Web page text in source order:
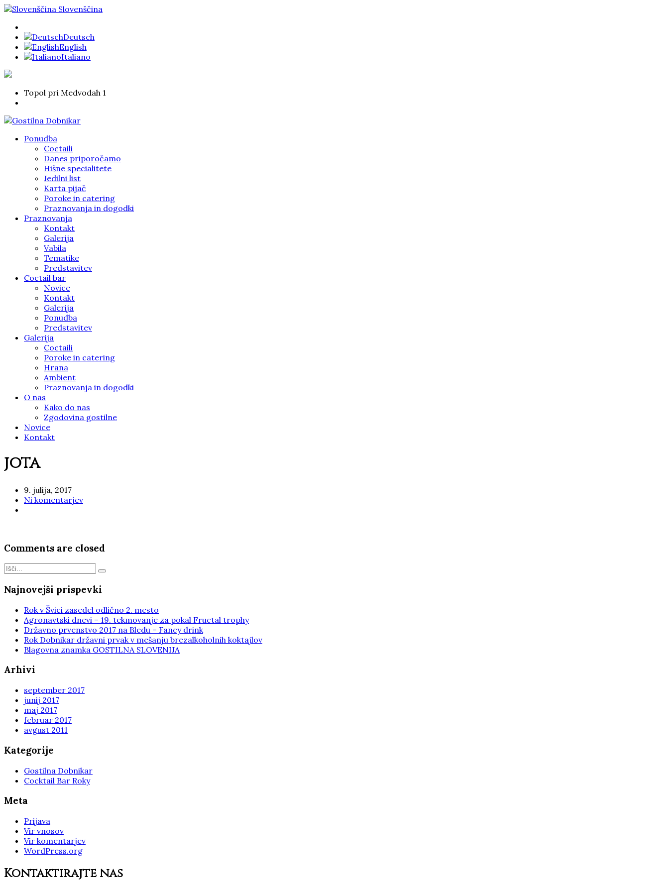
Slovenščina
Deutsch
English
Italiano
Topol pri Medvodah 1
Ponudba
Coctaili
Danes priporočamo
Hišne specialitete
Jedilni list
Karta pijač
Poroke in catering
Praznovanja in dogodki
Praznovanja
Kontakt
Galerija
Vabila
Tematike
Predstavitev
Coctail bar
Novice
Kontakt
Galerija
Ponudba
Predstavitev
Galerija
Coctaili
Poroke in catering
Hrana
Ambient
Praznovanja in dogodki
O nas
Kako do nas
Zgodovina gostilne
Novice
Kontakt
jota
9. julija, 2017
Ni komentarjev
Comments are closed
Najnovejši prispevki
Rok v Švici zasedel odlično 2. mesto
Agronavtski dnevi – 19. tekmovanje za pokal Fructal trophy
Državno prvenstvo 2017 na Bledu – Fancy drink
Rok Dobnikar državni prvak v mešanju brezalkoholnih koktajlov
Blagovna znamka GOSTILNA SLOVENIJA
Arhivi
september 2017
junij 2017
maj 2017
februar 2017
avgust 2011
Kategorije
Gostilna Dobnikar
Cocktail Bar Roky
Meta
Prijava
Vir vnosov
Vir komentarjev
WordPress.org
Kontaktirajte nas